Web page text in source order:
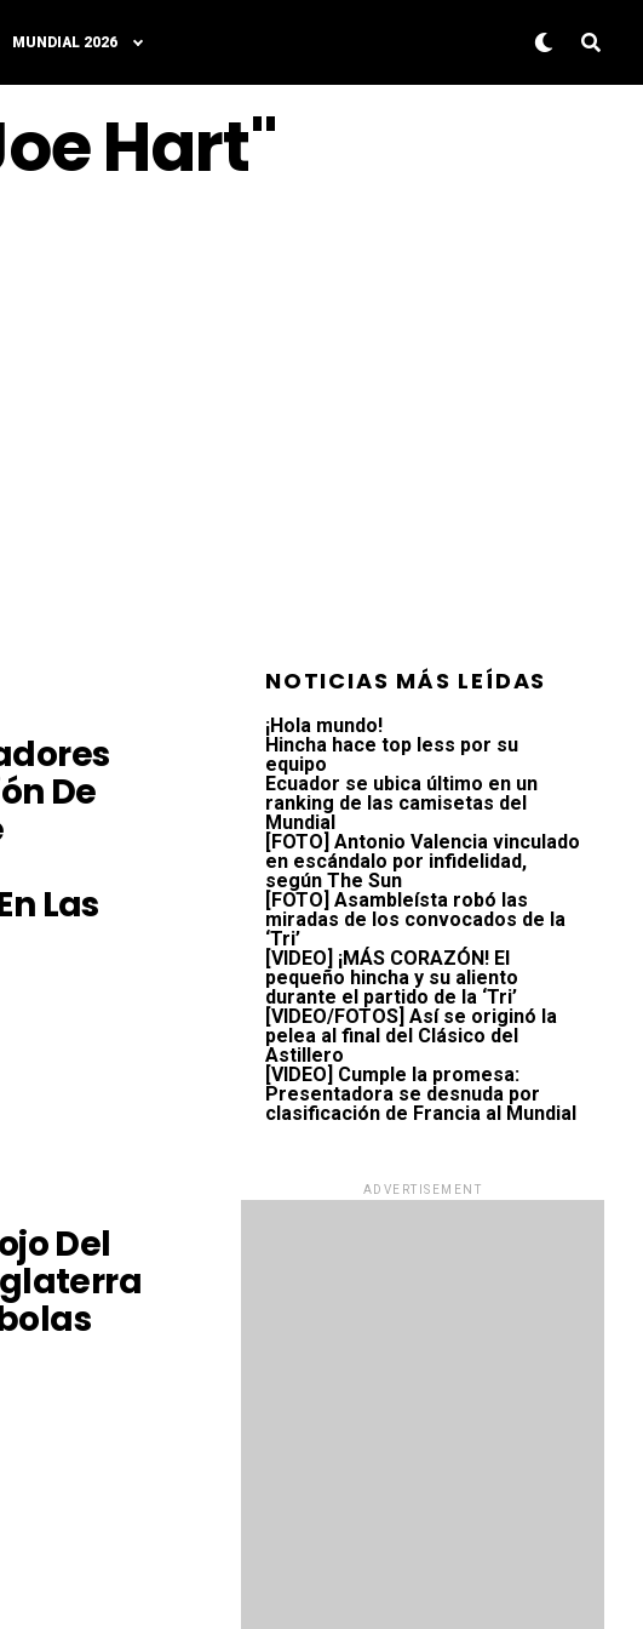
MUNDIAL 2026
Hart"
De
Las
Del
NOTICIAS MÁS LEÍDAS
¡Hola mundo!
Hincha hace top less por su
equipo
Ecuador se ubica último en un
ranking de las camisetas del
Mundial
[FOTO] Antonio Valencia vinculado
en escándalo por infidelidad,
según The Sun
[FOTO] Asambleísta robó las
miradas de los convocados de la
‘Tri’
[VIDEO] ¡MÁS CORAZÓN! El
pequeño hincha y su aliento
durante el partido de la ‘Tri’
[VIDEO/FOTOS] Así se originó la
pelea al final del Clásico del
Astillero
[VIDEO] Cumple la promesa:
Presentadora se desnuda por
clasificación de Francia al Mundial
ADVERTISEMENT